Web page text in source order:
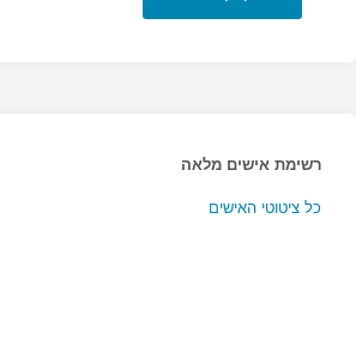
רשימת אישים מלאה
כל ציטוטי האישים